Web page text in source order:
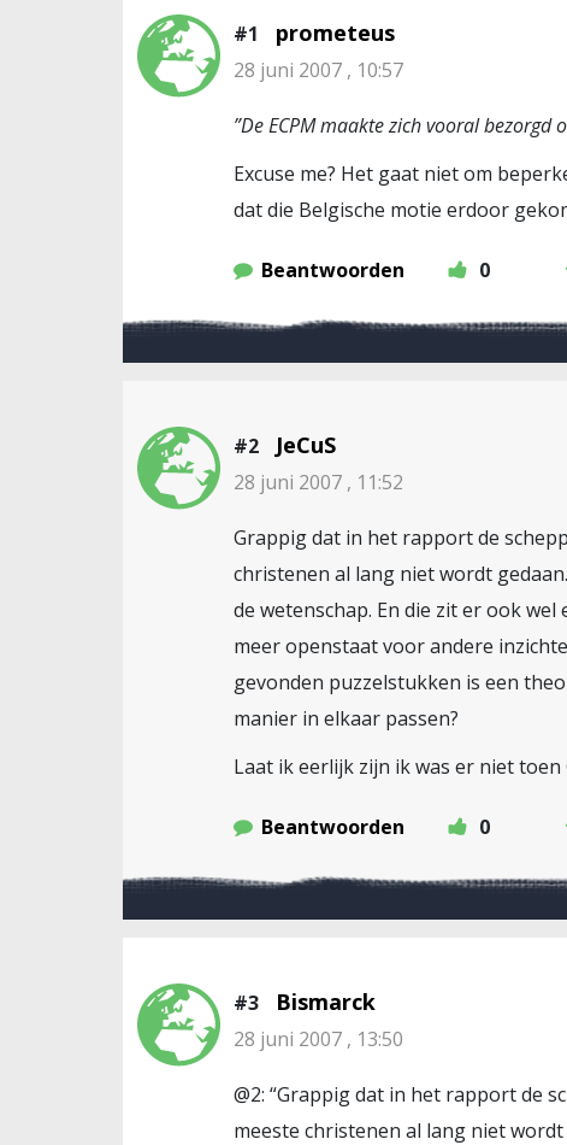
#1 prometeus
28 juni 2007 , 10:57
”De ECPM maakte zich vooral
Excuse me? Het gaat niet om
dat die Belgische motie erdoor
Beantwoorden 0
#2 JeCuS
28 juni 2007 , 11:52
Grappig dat in het rapport de
christenen al lang niet wordt
de wetenschap. En die zit er ook
meer openstaat voor andere
gevonden puzzelstukken is een
manier in elkaar passen?
Laat ik eerlijk zijn ik was er niet
Beantwoorden 0
#3 Bismarck
28 juni 2007 , 13:50
@2: “Grappig dat in het rapport de
meeste christenen al lang niet wordt